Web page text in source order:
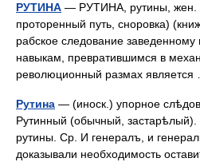
РУТИНА — РУТИНА, рутины, жен.
проторенный путь, сноровка)
рабское следование
навыкам, превратившимся в
революционный размах
Рутина — (иноск.) упорное
Рутинный (обычный, застарѣлый).
рутины. Ср. И генералъ, и
доказывали необходимость